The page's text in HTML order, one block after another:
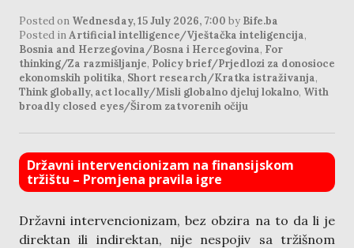
Posted on Wednesday, 15 July 2026, 7:00 by Bife.ba
Posted inArtificial intelligence/Vještačka inteligencija,
Bosnia and Herzegovina/Bosna i Hercegovina, For
thinking/Za razmišljanje, Policy brief/Prjedlozi za donosioce
ekonomskih politika, Short research/Kratka istraživanja,
Think globally, act locally/Misli globalno djeluj lokalno, With
broadly closed eyes/Širom zatvorenih očiju
Državni intervencionizam na finansijskom
tržištu – Promjena pravila igre
Državni intervencionizam, bez obzira na to da li je
direktan ili indirektan, nije nespojiv sa tržišnom